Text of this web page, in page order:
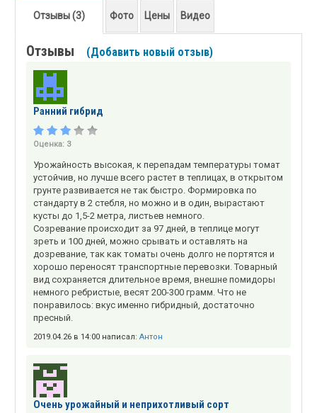
Отзывы (3) Фото Цены Видео
Отзывы (Добавить новый отзыв)
Ранний гибрид
Оценка: 3
Урожайность высокая, к перепадам температуры томат
устойчив, но лучше всего растет в теплицах, в открытом
грунте развивается не так быстро. Формировка по
стандарту в 2 стебля, но можно и в один, вырастают
кусты до 1,5-2 метра, листьев немного.
Созревание происходит за 97 дней, в теплице могут
зреть и 100 дней, можно срывать и оставлять на
дозревание, так как томаты очень долго не портятся и
хорошо переносят транспортные перевозки. Товарный
вид сохраняется длительное время, внешне помидоры
немного ребристые, весят 200-300 грамм. Что не
понравилось: вкус именно гибридный, достаточно
пресный.
2019.04.26 в 14:00 написал: Антон
Очень урожайный и неприхотливый сорт